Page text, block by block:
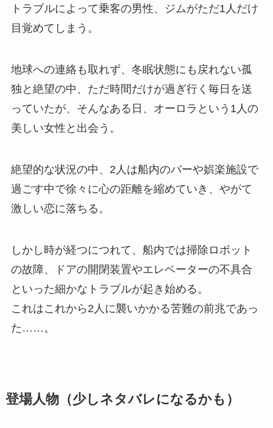
トラブルによって乗客の男性、ジムがただ1人だけ
目覚めてしまう。
地球への連絡も取れず、冬眠状態にも戻れない孤
独と絶望の中、ただ時間だけが過ぎ行く毎日を送
っていたが、そんなある日、オーロラという1人の
美しい女性と出会う。
絶望的な状況の中、2人は船内のバーや娯楽施設で
過ごす中で徐々に心の距離を縮めていき、やがて
激しい恋に落ちる。
しかし時が経つにつれて、船内では掃除ロボット
の故障、ドアの開閉装置やエレベーターの不具合
といった細かなトラブルが起き始める。
これはこれから2人に襲いかかる苦難の前兆であっ
た……。
登場人物（少しネタバレになるかも）